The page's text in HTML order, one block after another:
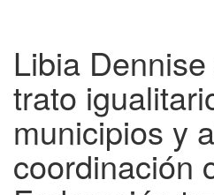
Libia
trato
municipios y
coordinación